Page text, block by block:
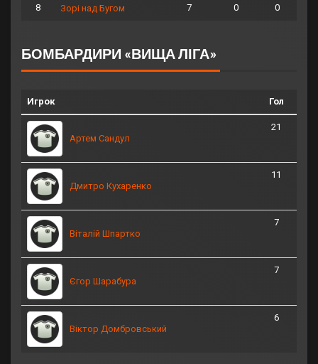
8 Зорі над Бугом 7 0 0
БОМБАРДИРИ «ВИЩА ЛІГА»
Игрок Гол
Артем Сандул
21
Дмитро Кухаренко
11
Віталій Шпартко
7
Єгор Шарабура
7
Віктор Домбровський
6